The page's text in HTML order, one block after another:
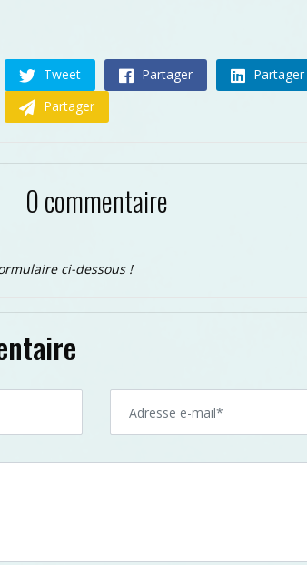
Tweet Partager
Partager
Partager
0 commentaire
ci-dessous !